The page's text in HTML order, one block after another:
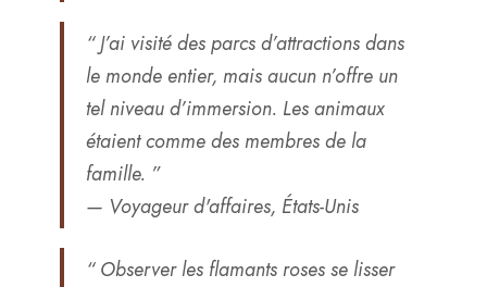
“ J’ai visité des parcs d’attractions dans
le monde entier, mais aucun n’offre un
tel niveau d’immersion. Les animaux
étaient comme des membres de la
famille. ”
— Voyageur d'affaires, États-Unis
“ Observer les flamants roses se lisser